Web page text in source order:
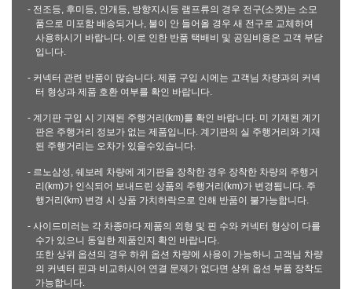
- 전조등, 후미등, 안개등, 방향지시등 램프류의 경우 전구(소켓)는 소모
품으로 미포함 배송되거나, 불이 안 들어올 경우 새 전구로 교체하여
사용하시기 바랍니다. 이로 인한 반품 택배비 및 공임비용은 고객 부담
입니다.
- 커넥터 관련 반품이 많습니다. 제품 구입 시에는 고객님 차량과의 커넥
터 형상과 제품 호환 여부를 확인 바랍니다.
- 계기판 구입 시 기재된 주행거리(km)를 확인 바랍니다. 미 기재된 계기
판은 주행거리 정보가 없는 제품입니다. 계기판의 실 주행거리와 기재
된 주행거리는 오차가 있을수있습니다.
- 르노삼성, 쉐보레 차량에 계기판을 장착한 경우 장착한 차량의 주행거
리(km)가 인식되어 보내드린 상품의 주행거리(km)가 변경됩니다. 주
행거리(km) 변경 시 상품 가치하락으로 인해 반품이 불가능합니다.
- 사이드미러는 각 차종마다 제품의 외형 및 핀 수와 커넥터 형상이 다를
수가 있으니 동일한 제품인지 확인 바랍니다.
또한 상위 옵션의 경우 하위 옵션 차량에 사용이 가능하니 고객님 차량
의 커넥터 핀과 비교하시어 연결 문제가 없다면 상위 옵션 부품 장착도
가능합니다.